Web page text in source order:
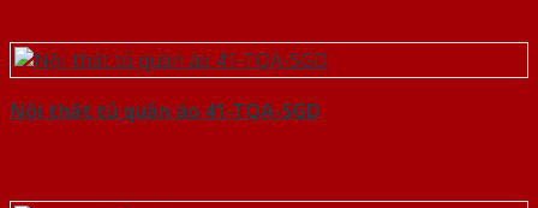
Nội thất tủ quần áo 41-TQA-SGD